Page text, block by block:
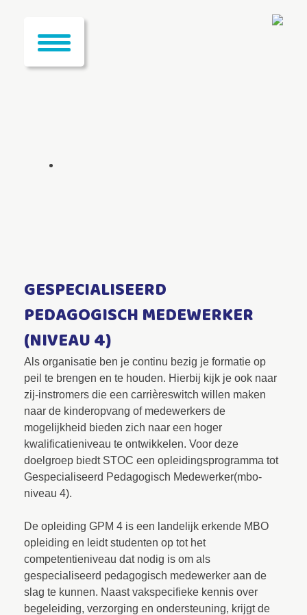
GESPECIALISEERD
PEDAGOGISCH MEDEWERKER
(NIVEAU 4)
Als organisatie ben je continu bezig je formatie op
peil te brengen en te houden. Hierbij kijk je ook naar
zij-instromers die een carrièreswitch willen maken
naar de kinderopvang of medewerkers de
mogelijkheid bieden zich naar een hoger
kwalificatieniveau te ontwikkelen. Voor deze
doelgroep biedt STOC een opleidingsprogramma tot
Gespecialiseerd Pedagogisch Medewerker(mbo-
niveau 4).
De opleiding GPM 4 is een landelijk erkende MBO
opleiding en leidt studenten op tot het
competentieniveau dat nodig is om als
gespecialiseerd pedagogisch medewerker aan de
slag te kunnen. Naast vakspecifieke kennis over
begeleiding, verzorging en ondersteuning, krijgt de